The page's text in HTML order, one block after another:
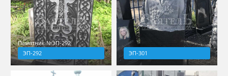
Памятник №ЭП-292
ЭП-292
ЭП-301